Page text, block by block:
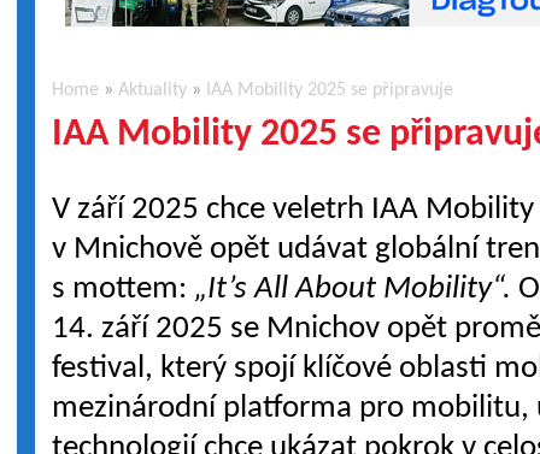
Home »Aktuality » IAA Mobility 2025 se připravuje
IAA Mobility 2025 se
V září 2025 chce veletrh IAA Mobility
v Mnichově opět udávat globální
s mottem: „It’s All About Mobility“.
14. září 2025 se Mnichov opět
festival, který spojí klíčové oblasti
mezinárodní platforma pro mobilitu,